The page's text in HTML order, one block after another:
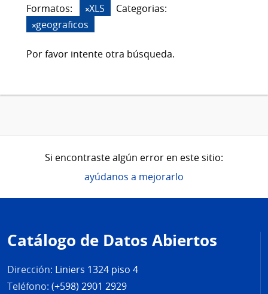
Formatos:
XLS
Categorias:
geograficos
Por favor intente otra búsqueda.
Si encontraste algún error en este sitio:
ayúdanos a mejorarlo
de
página
Catálogo de Datos Abiertos
Dirección: Liniers 1324 piso 4
Teléfono: (+598) 2901 2929